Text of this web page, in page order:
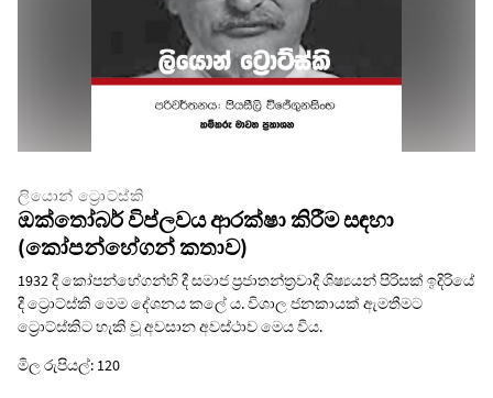
ලියොන් ට්‍රොට්ස්කි
ඔක්තෝබර් විප්ලවය ආරක්ෂා කිරීම සඳහා
(කෝපන්හේගන් කතාව)
1932 දී කෝපන්හේගන්හි දී සමාජ ප්‍රජාතන්ත්‍රවාදී ශිෂ්‍යයන් පිරිසක් ඉදිරියේ
දී ට්‍රොට්ස්කි මෙම දේශනය කලේ ය. විශාල ජනකායක් ඇමතීමට
ට්‍රොට්ස්කිට හැකි වූ අවසාන අවස්ථාව මෙය විය.
මිල රුපියල්: 120